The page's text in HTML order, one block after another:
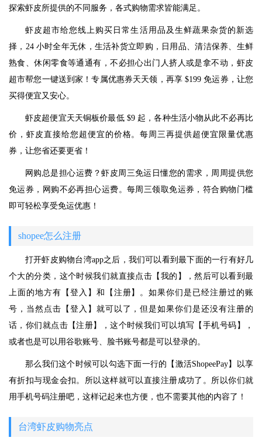
探索虾皮所提供的不同服务，各式购物需求皆能满足。
虾皮超市给您线上购买日常生活用品及生鲜蔬果杂货的新选
择，24 小时全年无休，生活补货立即购，日用品、清洁保养、生鲜
熟食、休闲零食等通通有，不必担心出门人挤人或是拿不动，虾皮
超市帮您一键送到家！专属优惠券天天领，再享 $199 免运券，让您
买得便宜又安心。
虾皮超便宜天天铜板价最低 $9 起，各种生活小物从此不必再比
价，虾皮直接给您超便宜的价格。每周三再提供超便宜限量优惠
券，让您省还要更省！
网购总是担心运费？虾皮周三免运日懂您的需求，周周提供您
免运券，网购不必再担心运费。每周三领取免运券，符合购物门槛
即可轻松享受免运优惠！
shopee怎么注册
打开虾皮购物台湾app之后，我们可以看到最下面的一行有好几
个大的分类，这个时候我们就直接点击【我的】，然后可以看到最
上面的地方有【登入】和【注册】。如果你们是已经注册过的账
号，当然点击【登入】就可以了，但是如果你们是还没有注册的
话，你们就点击【注册】，这个时候我们可以填写【手机号码】，
或者也是可以用谷歌账号、脸书账号都是可以登录的。
那么我们这个时候可以勾选下面一行的【激活ShopeePay】以享
有折扣与现金会扣。所以这样就可以直接注册成功了。所以你们就
用手机号码注册吧，这样记起来也方便，也不需要其他的内容了！
台湾虾皮购物亮点